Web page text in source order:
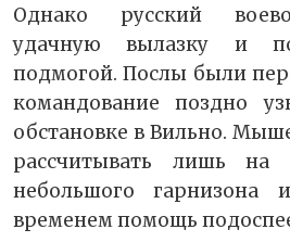
Однако русский
удачную вылазку и
подмогой. Послы были
командование поздно
обстановке в Вильно.
рассчитывать лишь на
небольшого
временем помощь